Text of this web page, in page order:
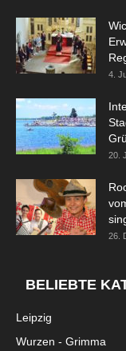
4.
20.
26.
BELIEBTE
Leipzig
Wurzen - Grimma